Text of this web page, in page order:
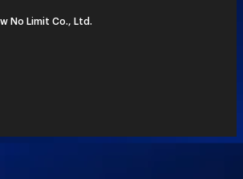
No Limit Co., Ltd.